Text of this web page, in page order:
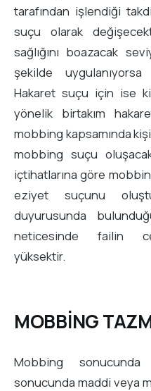
tarafından işlendiği
suçu olarak
sağlığını boazacak
şekilde
Hakaret suçu için ise
yönelik birtakım
mobbing kapsamında
mobbing suçu
içtihatlarına göre
eziyet suçunu
duyurusunda
neticesinde failin
yüksektir.
MOBBİNG
Mobbing
sonucunda maddi veya